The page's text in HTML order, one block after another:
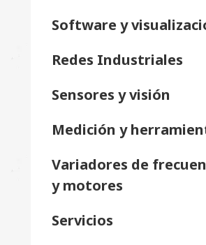
Software y
Redes Industriales
Sensores y visión
Medición y
Variadores de
y motores
Servicios